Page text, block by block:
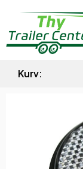
Kurv: